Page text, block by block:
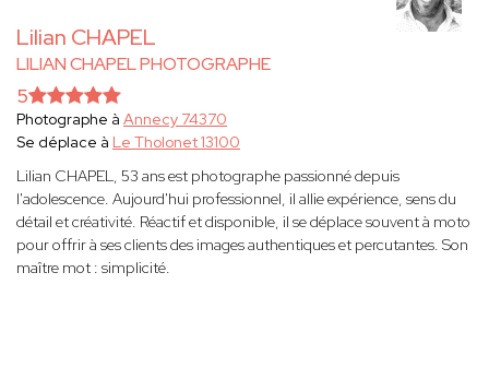
Lilian CHAPEL
LILIAN CHAPEL PHOTOGRAPHE
5
Photographe à Annecy 74370
Se déplace à Le Tholonet 13100
Lilian CHAPEL, 53 ans est photographe passionné depuis
l'adolescence. Aujourd'hui professionnel, il allie expérience, sens du
détail et créativité. Réactif et disponible, il se déplace souvent à moto
pour offrir à ses clients des images authentiques et percutantes. Son
maître mot : simplicité.